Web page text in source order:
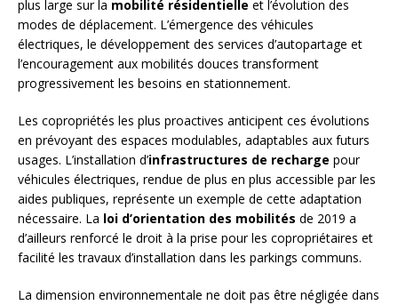
plus large sur la mobilité résidentielle et l’évolution des
modes de déplacement. L’émergence des véhicules
électriques, le développement des services d’autopartage et
l’encouragement aux mobilités douces transforment
progressivement les besoins en stationnement.
Les copropriétés les plus proactives anticipent ces évolutions
en prévoyant des espaces modulables, adaptables aux futurs
usages. L’installation d’infrastructures de recharge pour
véhicules électriques, rendue de plus en plus accessible par les
aides publiques, représente un exemple de cette adaptation
nécessaire. La loi d’orientation des mobilités de 2019 a
d’ailleurs renforcé le droit à la prise pour les copropriétaires et
facilité les travaux d’installation dans les parkings communs.
La dimension environnementale ne doit pas être négligée dans